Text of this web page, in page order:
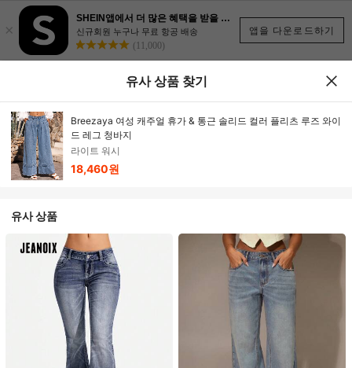
앱을 다운로드하기
×
SHEIN앱에서 더 많은 혜택을 받을 수 있어요.
신규회원 누구나 무료 항공 배송
(11,000)
유사 상품 찾기
Breezaya 여성 캐주얼 휴가 & 통근 솔리드 컬러 플리츠 루즈 와이
드 레그 청바지
라이트 워시
18,460원
유사 상품